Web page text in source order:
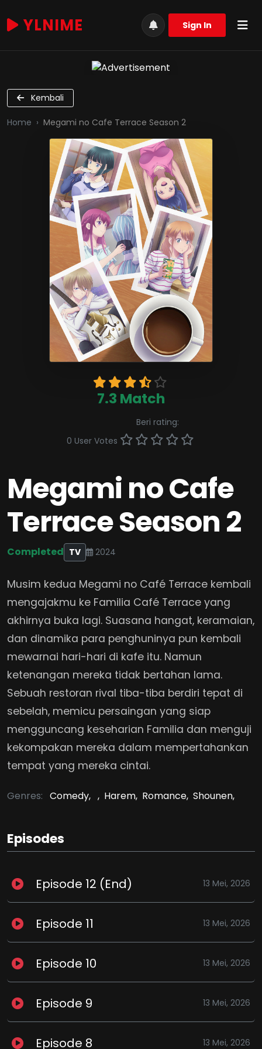
YLNIME Sign In
Kembali
Home Megami no Cafe Terrace Season 2
7.3 Match
0 User Votes
Beri rating:
Megami no Cafe
Terrace Season 2
Completed TV 2024
Musim kedua Megami no Café Terrace kembali
mengajakmu ke Familia Café Terrace yang
akhirnya buka lagi. Suasana hangat, keramaian,
dan dinamika para penghuninya pun kembali
mewarnai hari-hari di kafe itu. Namun
ketenangan mereka tidak bertahan lama.
Sebuah restoran rival tiba-tiba berdiri tepat di
sebelah, memicu persaingan yang siap
mengguncang keseharian Familia dan menguji
kekompakan mereka dalam mempertahankan
tempat yang mereka cintai.
Genres: Comedy, , Harem, Romance, Shounen,
Episodes
Episode 12 (End) 13 Mei, 2026
Episode 11 13 Mei, 2026
Episode 10 13 Mei, 2026
Episode 9 13 Mei, 2026
Episode 8 13 Mei, 2026